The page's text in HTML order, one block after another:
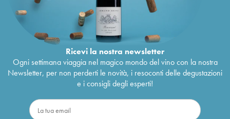
Ricevi la nostra newsletter
Ogni settimana viaggia nel magico mondo del vino con la nostra
Newsletter, per non perderti le novità, i resoconti delle degustazioni
e i consigli degli esperti!